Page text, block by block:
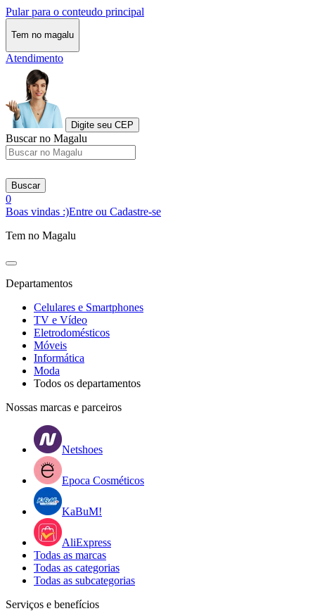
Pular para o conteudo principal
Tem no magalu
Atendimento
Digite seu CEP
Buscar no Magalu
Buscar
0
Boas vindas :)Entre ou Cadastre-se
Tem no Magalu
Departamentos
Celulares e Smartphones
TV e Vídeo
Eletrodomésticos
Móveis
Informática
Moda
Todos os departamentos
Nossas marcas e parceiros
Netshoes
Epoca Cosméticos
KaBuM!
AliExpress
Todas as marcas
Todas as categorias
Todas as subcategorias
Serviços e benefícios